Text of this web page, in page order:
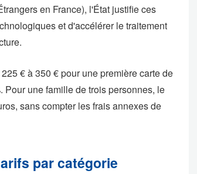
en France), l'État justifie ces
et d'accélérer le traitement
€ à 350 € pour une première carte de
une famille de trois personnes, le
sans compter les frais annexes de
par catégorie